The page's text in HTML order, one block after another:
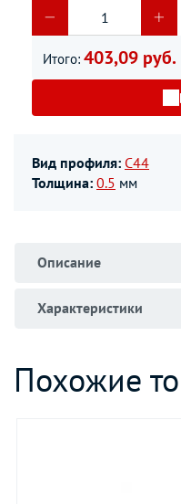
Итого: 403,09 руб.
Вид профиля: С44
Толщина: 0.5 мм
Описание
Характеристики
Похожие